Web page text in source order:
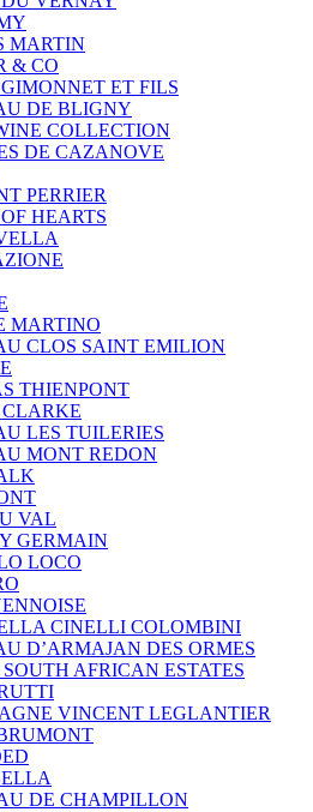
MARTIN
& CO
ET FILS
DE BLIGNY
COLLECTION
DE CAZANOVE
PERRIER
HEARTS
MARTINO
CLOS SAINT EMILION
THIENPONT
LES TUILERIES
MONT REDON
VAL
GERMAIN
LOCO
CINELLI COLOMBINI
D’ARMAJAN DES ORMES
AFRICAN ESTATES
VINCENT LEGLANTIER
DE CHAMPILLON